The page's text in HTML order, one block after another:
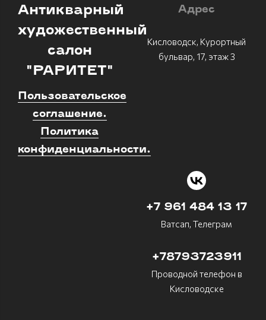
Антикварный
художественный
салон
"РАРИТЕТ"
Пользовательское
соглашение.
Политика
конфиденциальности.
Адрес
Кисловодск, Курортный
бульвар, 17, этаж 3
+7 961 484 13 17
Ватсап, Телеграм
+78793723911
Проводной телефон в
Кисловодске